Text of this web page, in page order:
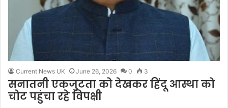
Current News UK June 26, 2026 0 3
सनातनी एकजुटता को देखकर हिंदू आस्था को
चोट पहुंचा रहे विपक्षी